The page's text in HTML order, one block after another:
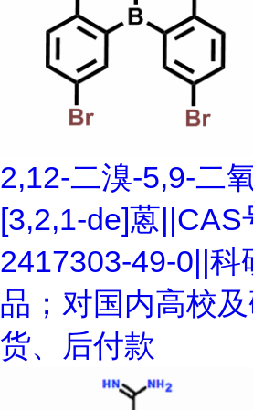
2,12-二溴-5,9-二
[3,2,1-de]蒽||CAS
2417303-49-0||科
品；对国内高校
货、后付款